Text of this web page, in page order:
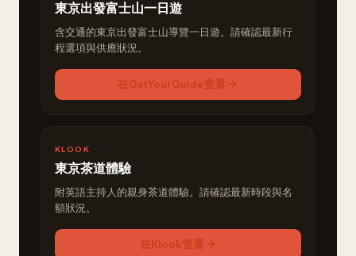
東京出發富士山一日遊
含交通的東京出發富士山導覽一日遊。請確認最新行
程選項與供應狀況。
在GetYourGuide查看
KLOOK
東京茶道體驗
附英語主持人的親身茶道體驗。請確認最新時段與名
額狀況。
在Klook查看